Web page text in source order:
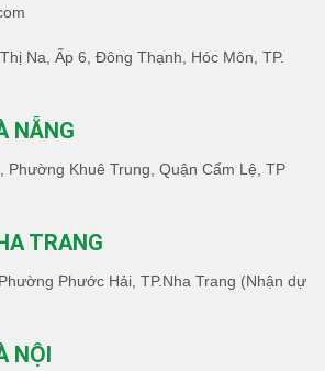
Na, Ấp 6, Đông Thạnh, Hóc Môn, TP.
NẴNG
Phường Khuê Trung, Quận Cẩm Lệ, TP
TRANG
Phước Hải, TP.Nha Trang (Nhận dự
NỘI